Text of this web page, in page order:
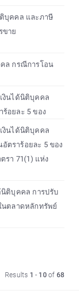
บุคคล และภาษี
ขาย
ล กรณีการโอน
งินได้นิติบุคคล
อยละ 5 ของ
งินได้นิติบุคคล
ตราร้อยละ 5 ของ
รา 71(1) แห่ง
นิติบุคคล การปรับ
นตลาดหลักทรัพย์
Results 1 - 10of 68